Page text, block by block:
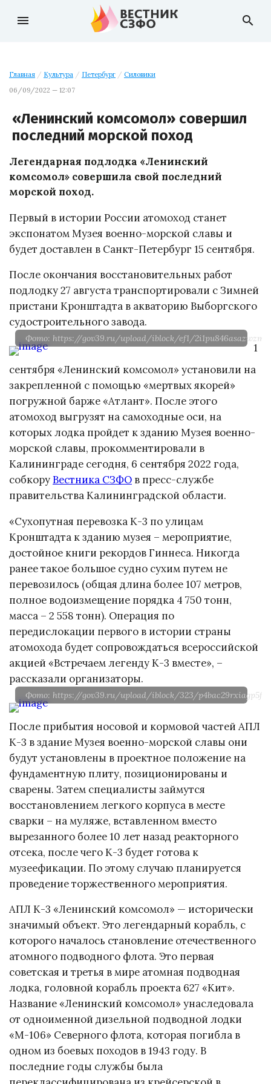
menu search
Главная / Культура / Петербург / Силовики
06/09/2022 — 12:07
«Ленинский комсомол» совершил
последний морской поход
Легендарная подлодка «Ленинский
комсомол» совершила свой последний
морской поход.
Первый в истории России атомоход станет
экспонатом Музея военно-морской славы и
будет доставлен в Санкт-Петербург 15 сентября.
После окончания восстановительных работ
подлодку 27 августа транспортировали с Зимней
пристани Кронштадта в акваторию Выборгского
судостроительного завода.
Фото: https://gov39.ru/upload/iblock/ef1/
1
сентября «Ленинский комсомол» установили на
закрепленной с помощью «мертвых якорей»
погружной барже «Атлант». После этого
атомоход выгрузят на самоходные оси, на
которых лодка пройдет к зданию Музея военно-
морской славы, прокомментировали в
Калининграде сегодня, 6 сентября 2022 года,
собкоруВестника СЗФО в пресс-службе
правительства Калининградской области.
«Сухопутная перевозка К-3 по улицам
Кронштадта к зданию музея – мероприятие,
достойное книги рекордов Гиннеса. Никогда
ранее такое большое судно сухим путем не
перевозилось (общая длина более 107 метров,
полное водоизмещение порядка 4 750 тонн,
масса – 2 558 тонн). Операция по
передислокации первого в истории страны
атомохода будет сопровождаться всероссийской
акцией «Встречаем легенду К-3 вместе», –
рассказали организаторы.
Фото: https://gov39.ru/upload/iblock/323/
После прибытия носовой и кормовой частей АПЛ
К-3 в здание Музея военно-морской славы они
будут установлены в проектное положение на
фундаментную плиту, позиционированы и
сварены. Затем специалисты займутся
восстановлением легкого корпуса в месте
сварки – на муляже, вставленном вместо
вырезанного более 10 лет назад реакторного
отсека, после чего К-3 будет готова к
музеефикации. По этому случаю планируется
проведение торжественного мероприятия.
АПЛ К-3 «Ленинский комсомол» — исторически
значимый объект. Это легендарный корабль, с
которого началось становление отечественного
атомного подводного флота. Это первая
советская и третья в мире атомная подводная
лодка, головной корабль проекта 627 «Кит».
Название «Ленинский комсомол» унаследовала
от одноименной дизельной подводной лодки
«М-106» Северного флота, которая погибла в
одном из боевых походов в 1943 году. В
последние годы службы была